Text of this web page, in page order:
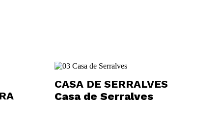
CASA DE SERRALVES
Casa de Serralves